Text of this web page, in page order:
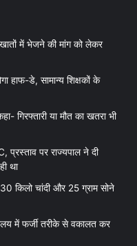
में भेजने की मांग को लेकर
हाफ-डे, सामान्य शिक्षकों के
गिरफ्तारी या मौत का खतरा भी
प्रस्ताव पर राज्यपाल ने दी
था
30 किलो चांदी और 25 ग्राम सोने
में फर्जी तरीके से वकालत कर